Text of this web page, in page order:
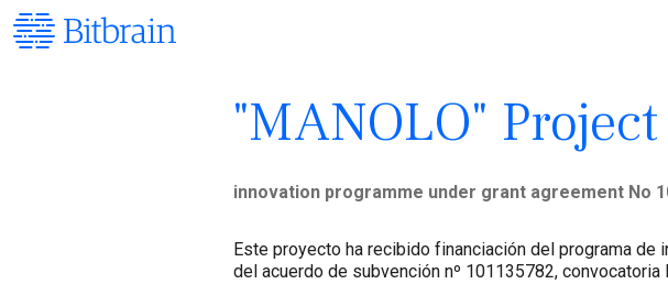
"MANOLO" Project
innovation programme under grant agreement No
Este proyecto ha recibido financiación del programa de
del acuerdo de subvención nº 101135782, convocatoria